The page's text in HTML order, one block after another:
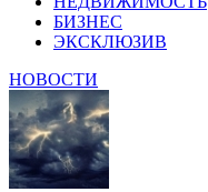
БИЗНЕС
ЭКСКЛЮЗИВ
НОВОСТИ